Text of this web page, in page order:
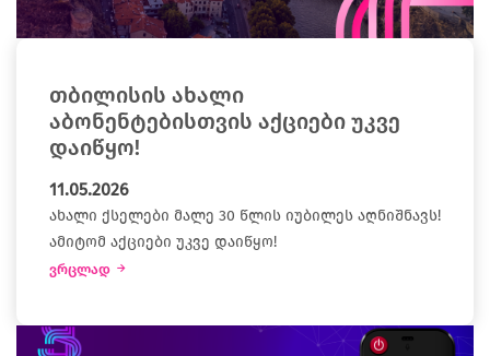
თბილისის ახალი
აბონენტებისთვის აქციები უკვე
დაიწყო!
11.05.2026
ახალი ქსელები მალე 30 წლის იუბილეს აღნიშნავს!
ამიტომ აქციები უკვე დაიწყო!
ვრცლად